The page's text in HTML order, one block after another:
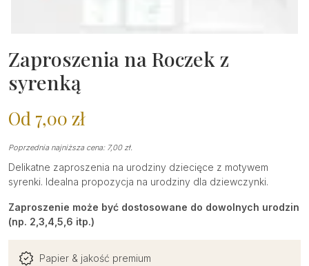
Zaproszenia na Roczek z
syrenką
Od 7,00 zł
Poprzednia najniższa cena: 7,00 zł.
Delikatne zaproszenia na urodziny dziecięce z motywem
syrenki. Idealna propozycja na urodziny dla dziewczynki.
Zaproszenie może być dostosowane do dowolnych urodzin
(np. 2,3,4,5,6 itp.)
Papier & jakość premium